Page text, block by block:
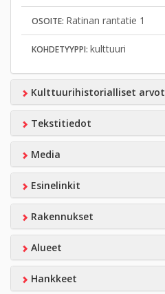
OSOITE: Ratinan rantatie 1
KOHDETYYPPI: kulttuuri
Kulttuurihistorialliset arvot
Tekstitiedot
Media
Esinelinkit
Rakennukset
Alueet
Hankkeet